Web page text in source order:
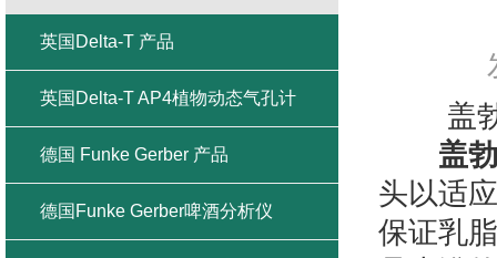
盖勃
盖
头以适
保证乳
英国Delta-T 产品
英国Delta-T AP4植物动态气孔计
德国 Funke Gerber 产品
德国Funke Gerber啤酒分析仪